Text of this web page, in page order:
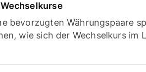
bevorzugten Währungspaare
wie sich der Wechselkurs im